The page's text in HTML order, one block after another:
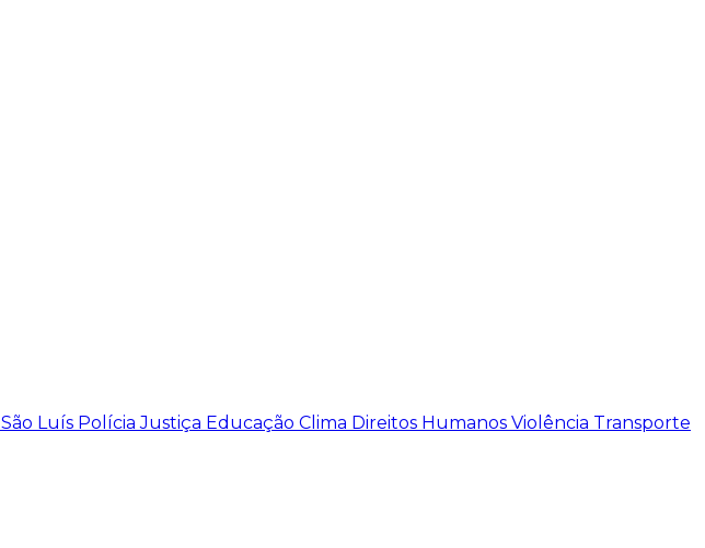
São Luís PolíciaJustiça Educação Clima Direitos Humanos Violência Transporte